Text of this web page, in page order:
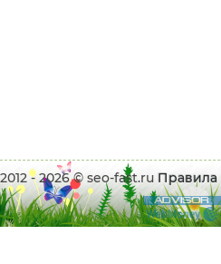
2012 - 2026 © seo-fast.ru Правила